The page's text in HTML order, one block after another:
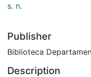
s. n.
Publisher
Biblioteca
Description